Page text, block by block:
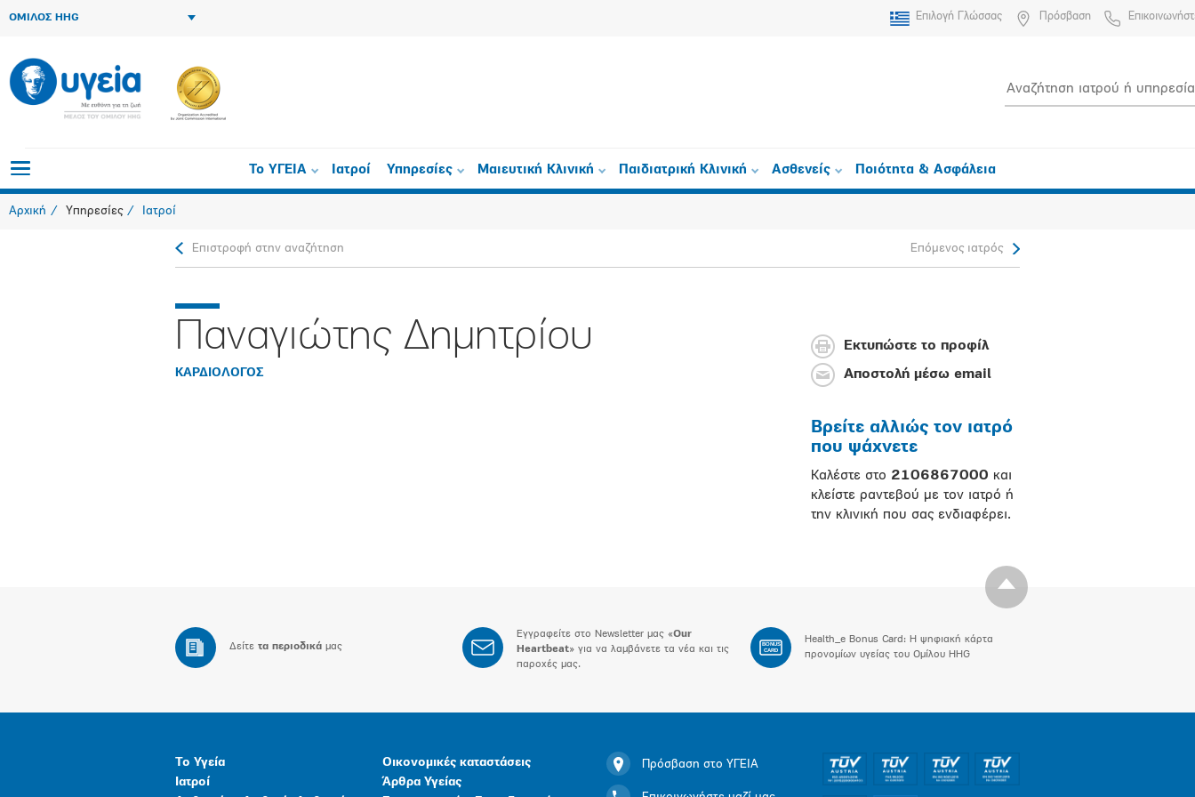
ΟΜΙΛΟΣ HHG Επιλογή Γλώσσας Πρόσβαση
Το ΥΓΕΙΑ Ιατροί Υπηρεσίες Μαιευτική Κλινική Παιδιατρική Κλινική Ασθενείς Ποιότητα & Ασφάλεια
Αρχική Υπηρεσίες Ιατροί
Επιστροφή στην αναζήτηση Επόμενος ιατρός
Παναγιώτης Δημητρίου
ΚΑΡΔΙΟΛΟΓΟΣ
Εκτυπώστε το προφίλ
Αποστολή μέσω email
Βρείτε αλλιώς τον ιατρό
που ψάχνετε
Καλέστε στο 2106867000 και
κλείστε ραντεβού με τον ιατρό ή
την κλινική που σας ενδιαφέρει.
Δείτε τα περιοδικά μας
Εγγραφείτε στο Newsletter μας «Our
Heartbeat» για να λαμβάνετε τα νέα και τις
παροχές μας.
BONUS
CARD
Health_e Bonus Card: H ψηφιακή κάρτα
προνομίων υγείας του Ομίλου HHG
Το Υγεία
Ιατροί
Οικονομικές καταστάσεις
Άρθρα Υγείας
Πρόσβαση στο ΥΓΕΙΑ